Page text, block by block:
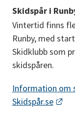
Skidspår i
Vintertid finns
Runby, med
Skidklubb som
skidspåren.
Information om
Skidspår.se